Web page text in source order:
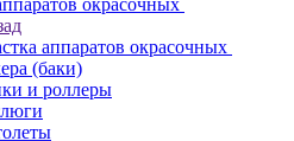
окрасочных
аппаратов окрасочных
(баки)
и роллеры